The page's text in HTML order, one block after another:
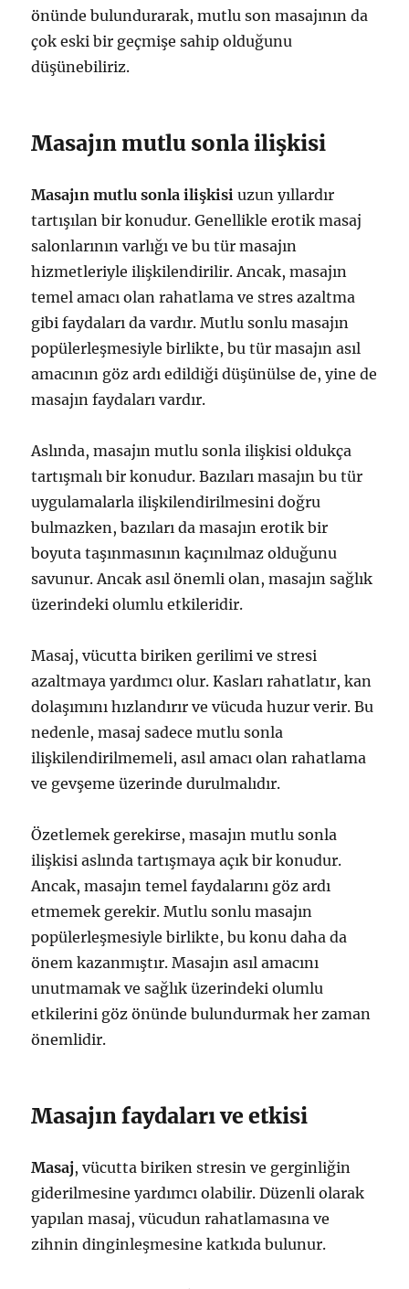
önünde bulundurarak, mutlu son masajının da
çok eski bir geçmişe sahip olduğunu
düşünebiliriz.
Masajın mutlu sonla ilişkisi
Masajın mutlu sonla ilişkisi uzun yıllardır
tartışılan bir konudur. Genellikle erotik masaj
salonlarının varlığı ve bu tür masajın
hizmetleriyle ilişkilendirilir. Ancak, masajın
temel amacı olan rahatlama ve stres azaltma
gibi faydaları da vardır. Mutlu sonlu masajın
popülerleşmesiyle birlikte, bu tür masajın asıl
amacının göz ardı edildiği düşünülse de, yine de
masajın faydaları vardır.
Aslında, masajın mutlu sonla ilişkisi oldukça
tartışmalı bir konudur. Bazıları masajın bu tür
uygulamalarla ilişkilendirilmesini doğru
bulmazken, bazıları da masajın erotik bir
boyuta taşınmasının kaçınılmaz olduğunu
savunur. Ancak asıl önemli olan, masajın sağlık
üzerindeki olumlu etkileridir.
Masaj, vücutta biriken gerilimi ve stresi
azaltmaya yardımcı olur. Kasları rahatlatır, kan
dolaşımını hızlandırır ve vücuda huzur verir. Bu
nedenle, masaj sadece mutlu sonla
ilişkilendirilmemeli, asıl amacı olan rahatlama
ve gevşeme üzerinde durulmalıdır.
Özetlemek gerekirse, masajın mutlu sonla
ilişkisi aslında tartışmaya açık bir konudur.
Ancak, masajın temel faydalarını göz ardı
etmemek gerekir. Mutlu sonlu masajın
popülerleşmesiyle birlikte, bu konu daha da
önem kazanmıştır. Masajın asıl amacını
unutmamak ve sağlık üzerindeki olumlu
etkilerini göz önünde bulundurmak her zaman
önemlidir.
Masajın faydaları ve etkisi
Masaj, vücutta biriken stresin ve gerginliğin
giderilmesine yardımcı olabilir. Düzenli olarak
yapılan masaj, vücudun rahatlamasına ve
zihnin dinginleşmesine katkıda bulunur.